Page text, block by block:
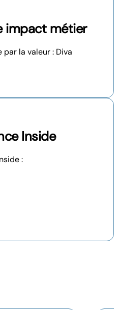
impact métier
la valeur : Diva
Inside
: